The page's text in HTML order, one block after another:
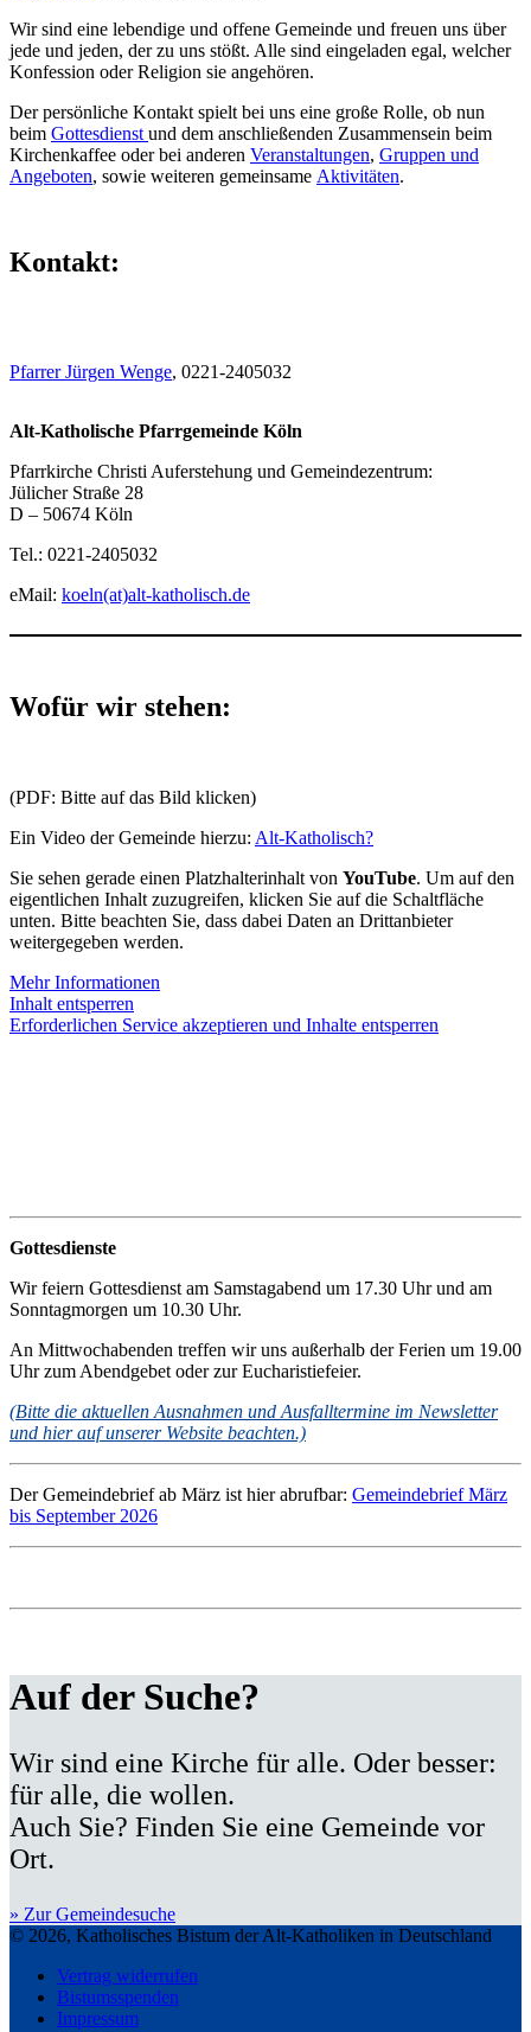
Wir sind eine lebendige und offene Gemeinde und freuen uns über
jede und jeden, der zu uns stößt. Alle sind eingeladen egal, welcher
Konfession oder Religion sie angehören.
Der persönliche Kontakt spielt bei uns eine große Rolle, ob nun
beim Gottesdienst und dem anschließenden Zusammensein beim
Kirchenkaffee oder bei anderen Veranstaltungen, Gruppen und
Angeboten, sowie weiteren gemeinsame Aktivitäten.
Kontakt:
Pfarrer Jürgen Wenge, 0221-2405032
Alt-Katholische Pfarrgemeinde Köln
Pfarrkirche Christi Auferstehung und Gemeindezentrum:
Jülicher Straße 28
D – 50674 Köln
Tel.: 0221-2405032
eMail: koeln(at)alt-katholisch.de
Wofür wir stehen:
(PDF: Bitte auf das Bild klicken)
Ein Video der Gemeinde hierzu: Alt-Katholisch?
Sie sehen gerade einen Platzhalterinhalt von YouTube. Um auf den
eigentlichen Inhalt zuzugreifen, klicken Sie auf die Schaltfläche
unten. Bitte beachten Sie, dass dabei Daten an Drittanbieter
weitergegeben werden.
Mehr Informationen
Inhalt entsperren
Erforderlichen Service akzeptieren und Inhalte entsperren
Gottesdienste
Wir feiern Gottesdienst am Samstagabend um 17.30 Uhr und am
Sonntagmorgen um 10.30 Uhr.
An Mittwochabenden treffen wir uns außerhalb der Ferien um 19.00
Uhr zum Abendgebet oder zur Eucharistiefeier.
(Bitte die aktuellen Ausnahmen und Ausfalltermine im Newsletter
und hier auf unserer Website beachten.)
Der Gemeindebrief ab März ist hier abrufbar: Gemeindebrief März
bis September 2026
Auf der Suche?
Wir sind eine Kirche für alle. Oder besser:
für alle, die wollen.
Auch Sie? Finden Sie eine Gemeinde vor
Ort.
» Zur Gemeindesuche
© 2026, Katholisches Bistum der Alt-Katholiken in Deutschland
Vertrag widerrufen
Bistumsspenden
Impressum